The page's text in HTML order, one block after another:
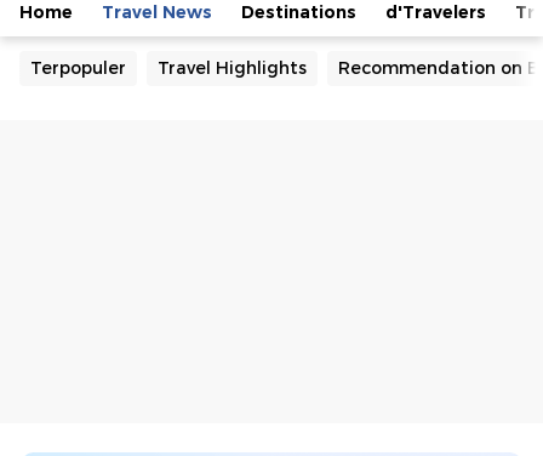
Home Travel News Destinations d'Travelers
Terpopuler Travel Highlights Recommendation on